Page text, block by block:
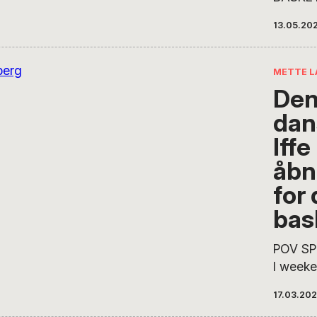
NBA.
udgør
hele
listen
at
sider
taget
uge er
METTE
Iffe
for
POV
I